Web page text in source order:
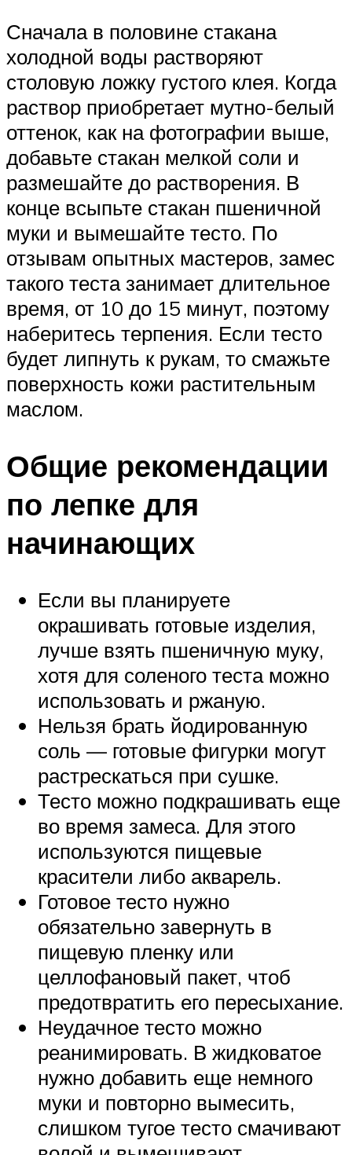
Сначала в половине стакана
холодной воды растворяют
столовую ложку густого клея. Когда
раствор приобретает мутно-белый
оттенок, как на фотографии выше,
добавьте стакан мелкой соли и
размешайте до растворения. В
конце всыпьте стакан пшеничной
муки и вымешайте тесто. По
отзывам опытных мастеров, замес
такого теста занимает длительное
время, от 10 до 15 минут, поэтому
наберитесь терпения. Если тесто
будет липнуть к рукам, то смажьте
поверхность кожи растительным
маслом.
Общие рекомендации
по лепке для
начинающих
Если вы планируете
окрашивать готовые изделия,
лучше взять пшеничную муку,
хотя для соленого теста можно
использовать и ржаную.
Нельзя брать йодированную
соль — готовые фигурки могут
растрескаться при сушке.
Тесто можно подкрашивать еще
во время замеса. Для этого
используются пищевые
красители либо акварель.
Готовое тесто нужно
обязательно завернуть в
пищевую пленку или
целлофановый пакет, чтоб
предотвратить его пересыхание.
Неудачное тесто можно
реанимировать. В жидковатое
нужно добавить еще немного
муки и повторно вымесить,
слишком тугое тесто смачивают